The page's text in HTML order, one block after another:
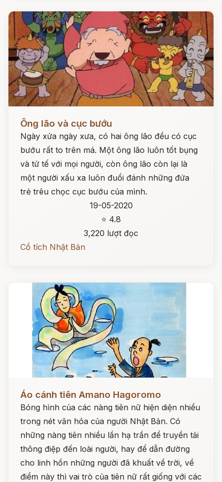
Đọc ngay
Ông lão và cục bướu
Ngày xửa ngày xưa, có hai ông lão đều có cục
bướu rất to trên má. Một ông lão luôn tốt bụng
và tử tế với mọi người, còn ông lão còn lại là
một người xấu xa luôn đuổi đánh những đứa
trẻ trêu chọc cục bướu của mình.
19-05-2020
⭐ 4.8
3,220 lượt đọc
Cổ tích Nhật Bản
Đọc ngay
Áo cánh tiên Amano Hagoromo
Bóng hình của các nàng tiên nữ hiện diện nhiều
trong nét văn hóa của người Nhật Bản. Có
những nàng tiên nhiều lần hạ trần để truyền tải
thông điệp đến loài người, hay để dẫn đường
cho linh hồn những người đã khuất về trời, về
điểm này thì vai trò của tiên nữ rất giống với các